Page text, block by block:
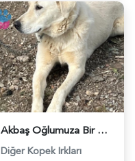
Akbaş Oğlumuza Bir Dişi Eş Arıyoruz - 118979807
Diğer Kopek Irkları